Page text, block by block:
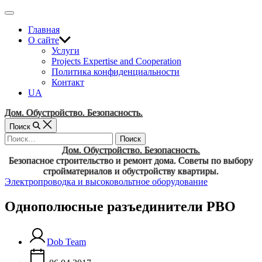
Перейти
содержимому
Вне
холстаГлавная
О сайте
Услуги
Projects Expertise and Cooperation
Политика конфиденциальности
Контакт
UA
Дом. Обустройство. Безопасность.
Поиск
Найти:
Дом. Обустройство. Безопасность.
Безопасное строительство и ремонт дома. Советы по выбору
стройматериалов и обустройству квартиры.
Рубрики
Электропроводка и высоковольтное оборудование
Однополюсные разъединители РВО
Dob Team